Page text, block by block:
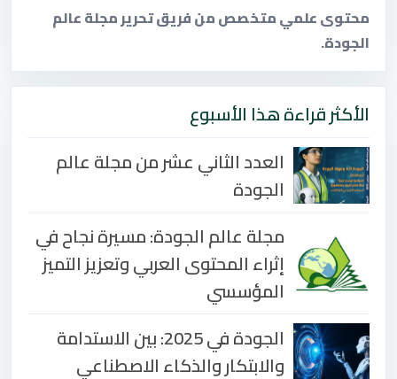
محتوى علمي متخصص من فريق تحرير مجلة عالم
الجودة.
الأكثر قراءة هذا الأسبوع
العدد الثاني عشر من مجلة عالم
الجودة
مجلة عالم الجودة: مسيرة نجاح في
إثراء المحتوى العربي وتعزيز التميز
المؤسسي
الجودة في 2025: بين الاستدامة
والابتكار والذكاء الاصطناعي